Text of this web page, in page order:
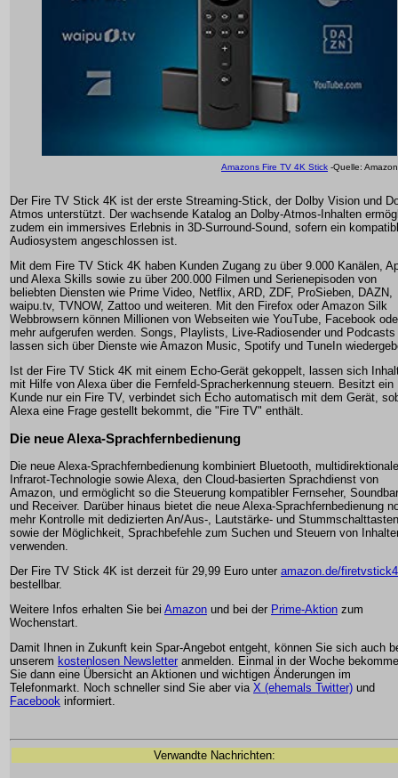
Amazons Fire TV 4K Stick -Quelle: Amazon
Der Fire TV Stick 4K ist der erste Streaming-Stick, der Dolby Vision und
Atmos unterstützt. Der wachsende Katalog an Dolby-Atmos-Inhalten
zudem ein immersives Erlebnis in 3D-Surround-Sound, sofern ein
Audiosystem angeschlossen ist.
Mit dem Fire TV Stick 4K haben Kunden Zugang zu über 9.000 Kanälen,
und Alexa Skills sowie zu über 200.000 Filmen und Serienepisoden von
beliebten Diensten wie Prime Video, Netflix, ARD, ZDF, ProSieben, DAZN,
waipu.tv, TVNOW, Zattoo und weiteren. Mit den Firefox oder Amazon Silk
Webbrowsern können Millionen von Webseiten wie YouTube, Facebook
mehr aufgerufen werden. Songs, Playlists, Live-Radiosender und Podcasts
lassen sich über Dienste wie Amazon Music, Spotify und TuneIn
Ist der Fire TV Stick 4K mit einem Echo-Gerät gekoppelt, lassen sich
mit Hilfe von Alexa über die Fernfeld-Spracherkennung steuern. Besitzt ein
Kunde nur ein Fire TV, verbindet sich Echo automatisch mit dem Gerät,
Alexa eine Frage gestellt bekommt, die "Fire TV" enthält.
Die neue Alexa-Sprachfernbedienung
Die neue Alexa-Sprachfernbedienung kombiniert Bluetooth, multidirektionale
Infrarot-Technologie sowie Alexa, den Cloud-basierten Sprachdienst von
Amazon, und ermöglicht so die Steuerung kompatibler Fernseher,
und Receiver. Darüber hinaus bietet die neue Alexa-Sprachfernbedienung
mehr Kontrolle mit dedizierten An/Aus-, Lautstärke- und Stummschalttasten
sowie der Möglichkeit, Sprachbefehle zum Suchen und Steuern von
verwenden.
Der Fire TV Stick 4K ist derzeit für 29,99 Euro unter amazon.de/
bestellbar.
Weitere Infos erhalten Sie bei Amazon und bei der Prime-Aktion zum
Wochenstart.
Damit Ihnen in Zukunft kein Spar-Angebot entgeht, können Sie sich auch
unserem kostenlosen Newsletter anmelden. Einmal in der Woche
Sie dann eine Übersicht an Aktionen und wichtigen Änderungen im
Telefonmarkt. Noch schneller sind Sie aber via X (ehemals Twitter) und
Facebook informiert.
Verwandte Nachrichten: